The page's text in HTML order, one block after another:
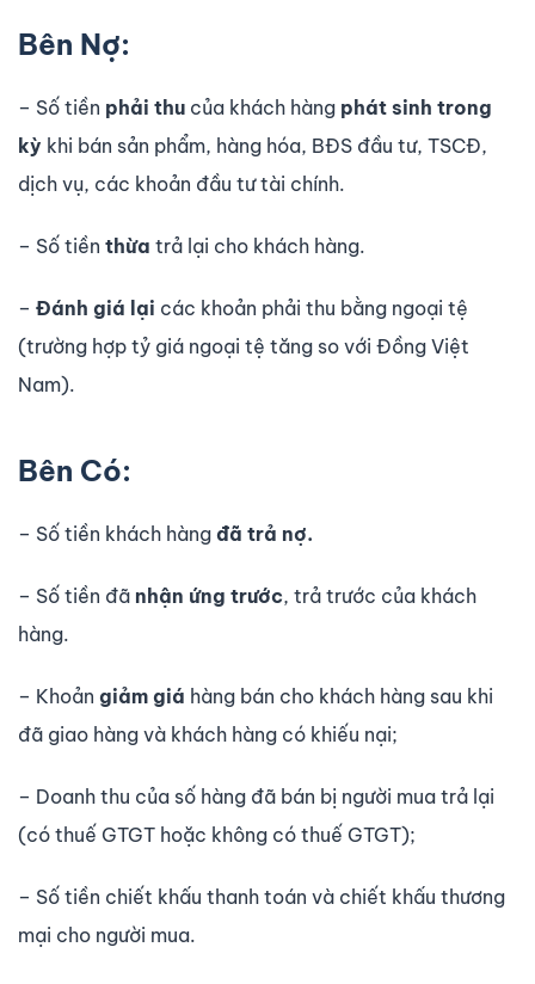
Bên Nợ:
– Số tiền phải thu của khách hàng phát sinh trong
kỳ khi bán sản phẩm, hàng hóa, BĐS đầu tư, TSCĐ,
dịch vụ, các khoản đầu tư tài chính.
– Số tiền thừa trả lại cho khách hàng.
– Đánh giá lại các khoản phải thu bằng ngoại tệ
(trường hợp tỷ giá ngoại tệ tăng so với Đồng Việt
Nam).
Bên Có:
– Số tiền khách hàng đã trả nợ.
– Số tiền đã nhận ứng trước, trả trước của khách
hàng.
– Khoản giảm giá hàng bán cho khách hàng sau khi
đã giao hàng và khách hàng có khiếu nại;
– Doanh thu của số hàng đã bán bị người mua trả lại
(có thuế GTGT hoặc không có thuế GTGT);
– Số tiền chiết khấu thanh toán và chiết khấu thương
mại cho người mua.